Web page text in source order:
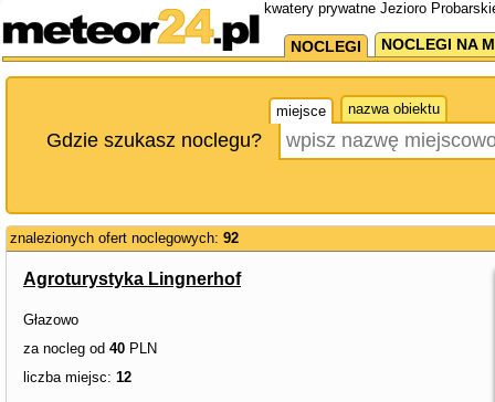
kwatery prywatne Jezioro
NOCLEGI NOCLEGI NA
miejsce nazwa obiektu
Gdzie szukasz noclegu?
znalezionych ofert noclegowych: 92
Agroturystyka Lingnerhof
Głazowo
za nocleg od 40 PLN
liczba miejsc: 12